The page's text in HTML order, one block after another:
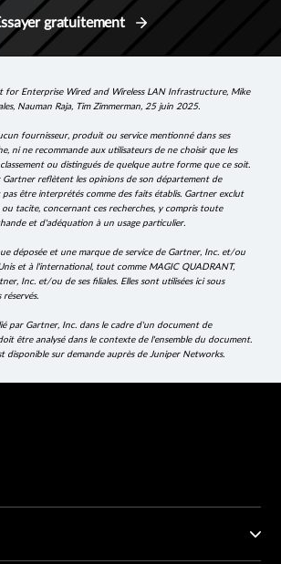
gratuitement
for Enterprise Wired and Wireless LAN Infrastructure, Mike
Nauman Raja, Tim Zimmerman, 25 juin 2025.
fournisseur, produit ou service mentionné dans ses
ni ne recommande aux utilisateurs de ne choisir que les
ou distingués de quelque autre forme que ce soit.
Gartner reflètent les opinions de son département de
être interprétés comme des faits établis. Gartner exclut
ou tacite, concernant ces recherches, y compris toute
et d'adéquation à un usage particulier.
déposée et une marque de service de Gartner, Inc. et/ou
et à l'international, tout comme MAGIC QUADRANT,
Inc. et/ou de ses filiales. Elles sont utilisées ici sous
par Gartner, Inc. dans le cadre d'un document de
être analysé dans le contexte de l'ensemble du document.
disponible sur demande auprès de Juniper Networks.